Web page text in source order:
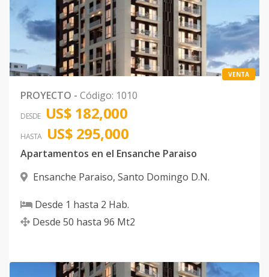
Unidad-9
Código 1010-23
8 1 1 1
Unidad-10
Código1010-24
5 1 1 1
Unidad-25
Código 1010 -25
- -
Unidad-9 7 1 1
VENTA
PROYECTO - Código: 1010
DESDE US$ 182,000
HASTA US$ 295,000
Apartamentos en el Ensanche Paraiso
Ensanche Paraiso, Santo Domingo D.N.
Desde 1 hasta 2 Hab.
Desde 50 hasta 96 Mt2